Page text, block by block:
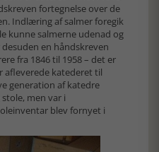
fortegnelse over de
Indlæring af salmer foregik
kunne salmerne udenad og
en håndskreven
fra 1846 til 1958 – det er
afleverede katederet til
generation af katedre
men var i
blev fornyet i